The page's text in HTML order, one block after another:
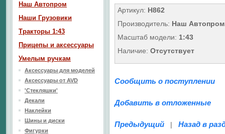
Артикул: Н862
Производитель: Наш Автопром
Масштаб модели: 1:43
Наличие: Отсутствует
Сообщить о поступлении
Добавить в отложенные
Предыдущий | Назад в
Наш Aвтопром
Наши Грузовики
Тракторы 1:43
Прицепы и аксессуары
Умелым ручкам
Аксессуары для моделей
Аксессуары от AVD
'Стекляшки'
Декали
Наклейки
Шины и диски
Фигурки